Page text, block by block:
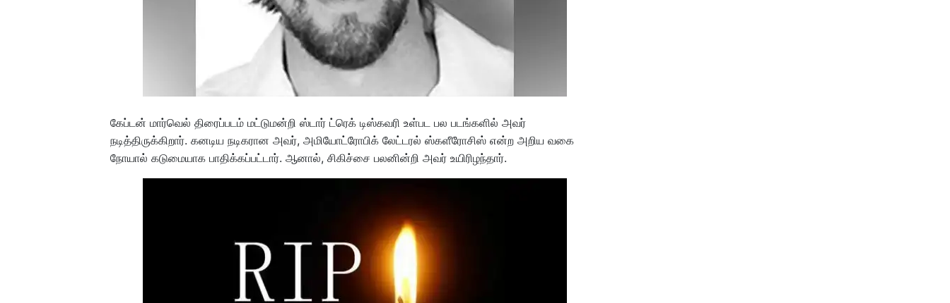
கேப்டன் மார்வெல் திரைப்படம் மட்டுமன்றி ஸ்டார் ட்ரெக் டிஸ்கவரி உள்பட பல படங்களில் அவர்
நடித்திருக்கிறார். கனடிய நடிகரான அவர், அமியோட்ரோபிக் லேட்டரல் ஸ்களீரோசிஸ் என்ற அறிய வகை
நோயால் கடுமையாக பாதிக்கப்பட்டார். ஆனால், சிகிச்சை பலனின்றி அவர் உயிரிழந்தார்.